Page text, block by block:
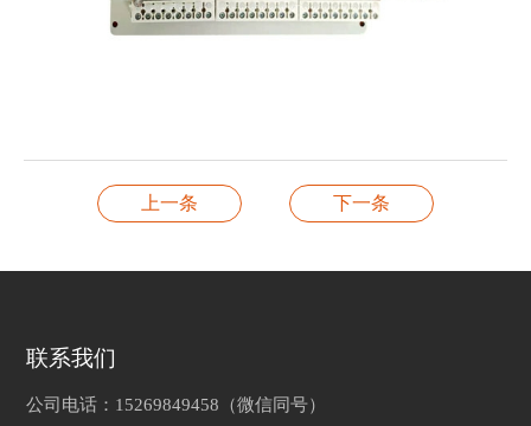
上一条 下一条
联系我们
公司电话：15269849458（微信同号）